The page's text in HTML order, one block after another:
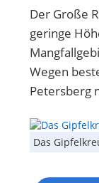
Der Große
geringe
Wegen
Petersberg
Das